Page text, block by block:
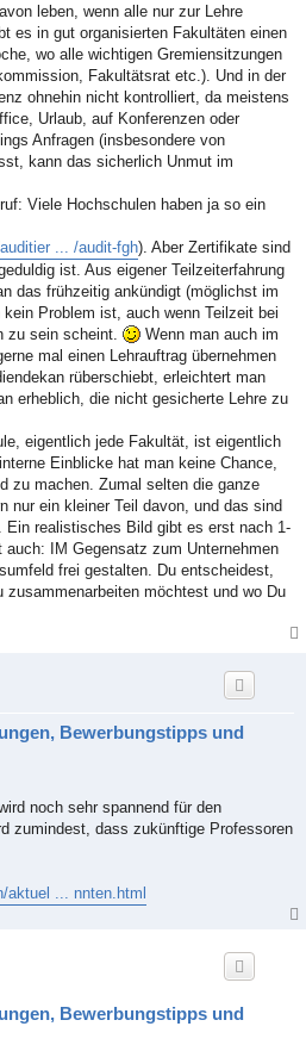
leben, wenn alle nur zur Lehre
es in gut organisierten Fakultäten einen
wo alle wichtigen Gremiensitzungen
Fakultätsrat etc.). Und in der
ohnehin nicht kontrolliert, da meistens
Urlaub, auf Konferenzen oder
Anfragen (insbesondere von
kann das sicherlich Unmut im
Viele Hochschulen haben ja so ein
... /audit-fgh). Aber Zertifikate sind
ist. Aus eigener Teilzeiterfahrung
das frühzeitig ankündigt (möglichst im
Problem ist, auch wenn Teilzeit bei
zu sein scheint.
Wenn man auch im
mal einen Lehrauftrag übernehmen
rüberschiebt, erleichtert man
erheblich, die nicht gesicherte Lehre zu
eigentlich jede Fakultät, ist eigentlich
Einblicke hat man keine Chance,
zu machen. Zumal selten die ganze
nur ein kleiner Teil davon, und das sind
Ein realistisches Bild gibt es erst nach 1-
IM Gegensatz zum Unternehmen
frei gestalten. Du entscheidest,
möchtest und wo Du
Bewerbungstipps und
noch sehr spannend für den
zumindest, dass zukünftige Professoren
aktuel ... nnten.html
Bewerbungstipps und